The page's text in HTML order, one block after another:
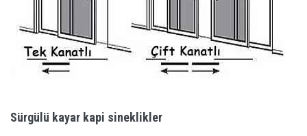
Sürgülü kayar kapi sineklikler